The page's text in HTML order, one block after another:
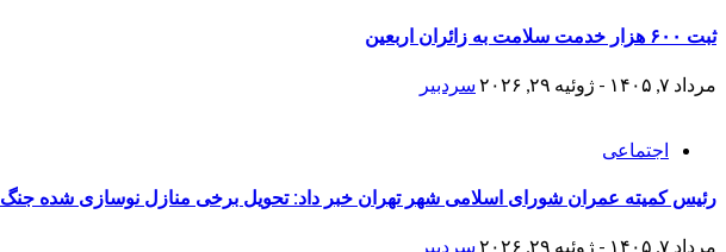
ثبت ۶۰۰ هزار خدمت سلامت به زائران اربعین
مرداد ۷, ۱۴۰۵ - ژوئیه ۲۹, ۲۰۲۶ سردبیر
اجتماعی
رئیس کمیته عمران شورای اسلامی شهر تهران خبر داد: تحویل برخی منازل نوسازی شده جنگ ۱۲ روزه در تهران تا پایان سال
مرداد ۷, ۱۴۰۵ - ژوئیه ۲۹, ۲۰۲۶ سردبیر